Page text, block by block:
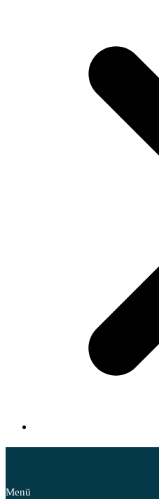
Menü